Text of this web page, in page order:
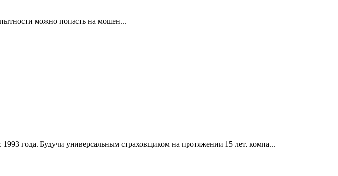
можно попасть на мошен...
года. Будучи универсальным страховщиком на протяжении 15 лет, компа...